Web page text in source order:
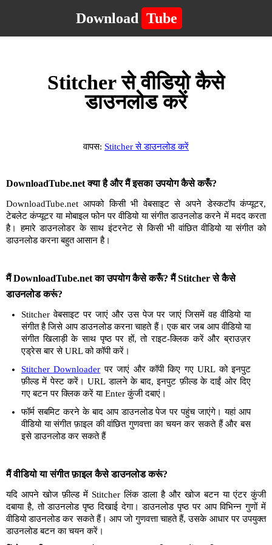
Download Tube
Stitcher से वीडियो कैसे
डाउनलोड करें
वापस: Stitcher से डाउनलोड करें
DownloadTube.net क्या है और मैं इसका उपयोग कैसे करूँ?
DownloadTube.net आपको किसी भी वेबसाइट से अपने डेस्कटॉप कंप्यूटर,
टेबलेट कंप्यूटर या मोबाइल फोन पर वीडियो या संगीत डाउनलोड करने में मदद करता
है। हमारे डाउनलोडर के साथ इंटरनेट से किसी भी वांछित वीडियो या संगीत को
डाउनलोड करना बहुत आसान है।
मैं DownloadTube.net का उपयोग कैसे करूँ? मैं Stitcher से कैसे
डाउनलोड करूं?
Stitcher वेबसाइट पर जाएं और उस पेज पर जाएं जिसमें वह वीडियो या
संगीत है जिसे आप डाउनलोड करना चाहते हैं। एक बार जब आप वीडियो या
संगीत खिलाड़ी के साथ पृष्ठ पर हों, तो राइट-क्लिक करें और ब्राउज़र
एड्रेस बार से URL को कॉपी करें।
Stitcher Downloader पर जाएं और कॉपी किए गए URL को इनपुट
फ़ील्ड में पेस्ट करें। URL डालने के बाद, इनपुट फ़ील्ड के दाईं ओर दिए
गए बटन पर क्लिक करें या Enter कुंजी दबाएं।
फॉर्म सबमिट करने के बाद आप डाउनलोड पेज पर पहुंच जाएंगे। यहां आप
वीडियो या संगीत फ़ाइल की वांछित गुणवत्ता का चयन कर सकते हैं और बस
इसे डाउनलोड कर सकते हैं
मैं वीडियो या संगीत फ़ाइल कैसे डाउनलोड करूं?
यदि आपने खोज फ़ील्ड में Stitcher लिंक डाला है और खोज बटन या एंटर कुंजी
दबाया है, तो डाउनलोड पृष्ठ दिखाई देगा। डाउनलोड पृष्ठ पर आप विभिन्न गुणों में
वीडियो डाउनलोड कर सकते हैं। आप जो गुणवत्ता चाहते हैं, उसके आधार पर उपयुक्त
डाउनलोड बटन का चयन करें।